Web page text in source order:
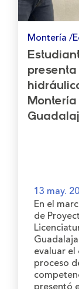
Montería /
13 may.
En el
de
evaluar
proceso